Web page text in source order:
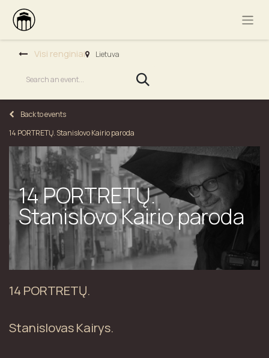
Visi renginiai Lietuva
Back to events
14 PORTRETŲ. Stanislovo Kairio paroda
14 PORTRETŲ.
Stanislovo Kairio paroda
14 PORTRETŲ.
Stanislovas Kairys.